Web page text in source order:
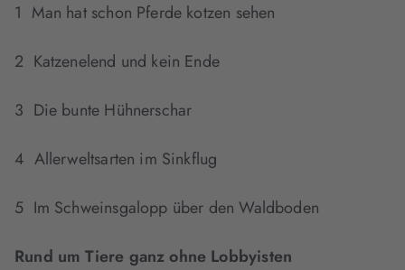
1 Man hat schon Pferde kotzen sehen
2 Katzenelend und kein Ende
3 Die bunte Hühnerschar
4 Allerweltsarten im Sinkflug
5 Im Schweinsgalopp über den Waldboden
Rund um Tiere ganz ohne Lobbyisten